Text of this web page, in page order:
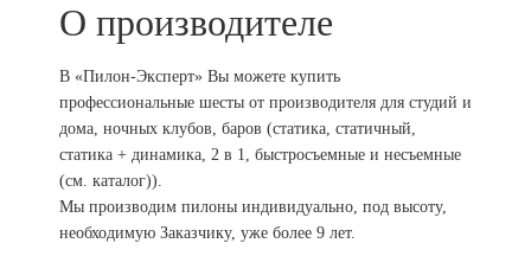
О производителе
В «Пилон-Эксперт» Вы можете купить
профессиональные шесты от производителя для студий и
дома, ночных клубов, баров (статика, статичный,
статика + динамика, 2 в 1, быстросъемные и несъемные
(см. каталог)).
Мы производим пилоны индивидуально, под высоту,
необходимую Заказчику, уже более 9 лет.